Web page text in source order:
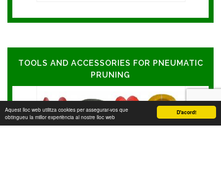
D'acord!
Aquest lloc web utilitza cookies per assegurar-vos que
obtingueu la millor experiència al nostre lloc web
TOOLS AND ACCESSORIES FOR PNEUMATIC
PRUNING